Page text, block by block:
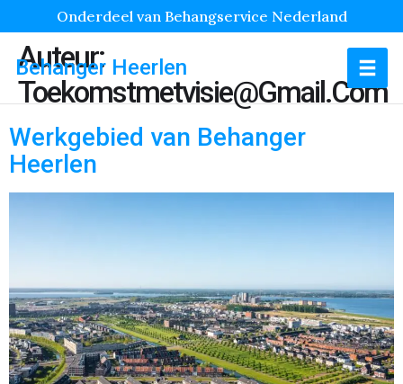
Onderdeel van Behangservice Nederland
Behanger Heerlen
Auteur:
Toekomstmetvisie@gmail.com
Werkgebied van Behanger
Heerlen